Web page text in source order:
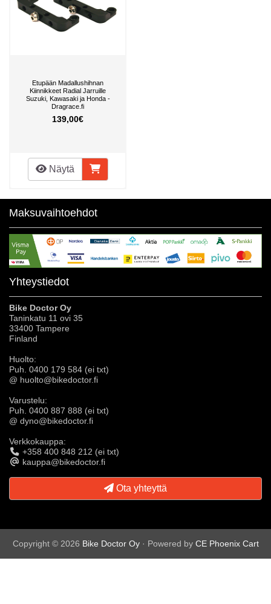
Etupään Madallushihnan
Kiinnikkeet Radial Jarruille
Suzuki, Kawasaki ja Honda -
Dragrace.fi
139,00€
Näytä
Maksuvaihtoehdot
Yhteystiedot
Bike Doctor Oy
Taninkatu 11 ovi 35
33400 Tampere
Finland
Huolto:
Puh. 0400 179 584 (ei txt)
@ huolto@bikedoctor.fi
Varustelu:
Puh. 0400 887 888 (ei txt)
@ dyno@bikedoctor.fi
Verkkokauppa:
+358 400 848 212 (ei txt)
kauppa@bikedoctor.fi
Ota yhteyttä
Copyright © 2026 Bike Doctor Oy· Powered by CE Phoenix Cart